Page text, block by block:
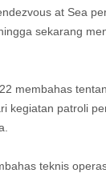
at Sea
sekarang
membahas
kegiatan patroli
teknis